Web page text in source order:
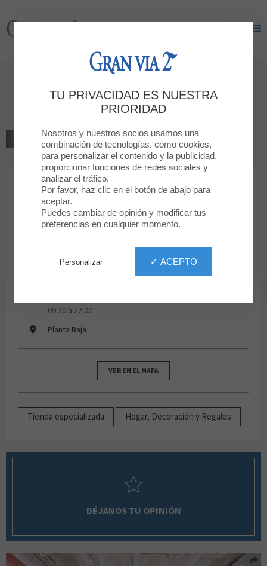
Gran Via 2
Miniso
VOLVER AL LISTADO
TIENDA ESPECIALIZADA
09:30 a 22:00
Planta Baja
VER EN EL MAPA
Tienda especializada Hogar, Decoración y Regalos
DÉJANOS TU OPINIÓN
TU PRIVACIDAD ES NUESTRA
PRIORIDAD
Nosotros y nuestros socios usamos una
combinación de tecnologías, como cookies,
para personalizar el contenido y la publicidad,
proporcionar funciones de redes sociales y
analizar el tráfico.
Por favor, haz clic en el botón de abajo para
aceptar.
Puedes cambiar de opinión y modificar tus
preferencias en cualquier momento.
✓ ACEPTO
Personalizar